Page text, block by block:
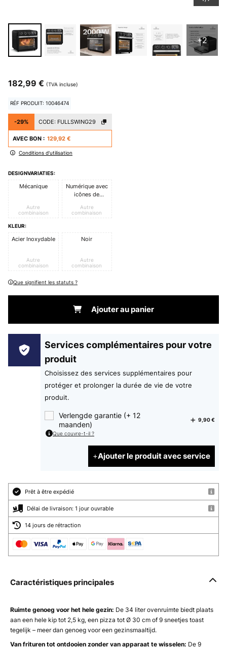
+2
182,99 € (TVA incluse)
RÉF PRODUIT: 10046474
-29% CODE: FULLSWING29
AVEC BON : 129,92 €
Conditions d'utilisation
DESIGNVARIATIES:
Mécanique
Autre
combinaison
Numérique avec
icônes de
Autre
combinaison
KLEUR:
Acier Inoxydable
Autre
combinaison
Noir
Autre
combinaison
Que signifient les statuts ?
Ajouter au panier
Services complémentaires pour votre
produit
Choisissez des services supplémentaires pour
protéger et prolonger la durée de vie de votre
produit.
Verlengde garantie (+ 12
maanden)
9,90 €
Que couvre-t-il ?
Ajouter le produit avec service
Prêt à être expédié
Délai de livraison: 1 jour ouvrable
14 jours de rétraction
Caractéristiques principales
Ruimte genoeg voor het hele gezin: De 34 liter ovenruimte biedt plaats
aan een hele kip tot 2,5 kg, een pizza tot Ø 30 cm of 9 sneetjes toast
tegelijk – meer dan genoeg voor een gezinsmaaltijd.
Van frituren tot ontdooien zonder van apparaat te wisselen: De 9